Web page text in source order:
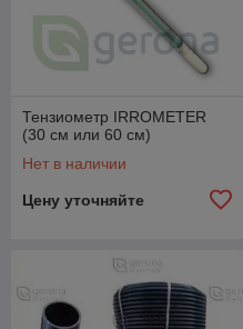
Тензиометр IRROMETER
(30 см или 60 см)
Нет в наличии
Цену уточняйте